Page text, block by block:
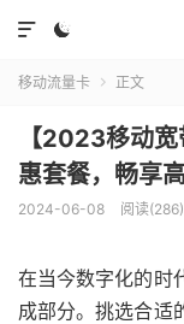


移动流量卡  正文
【2023移动
惠套餐，畅享
2024-06-08 阅读(286)
在当今数字化的时
成部分。挑选合适